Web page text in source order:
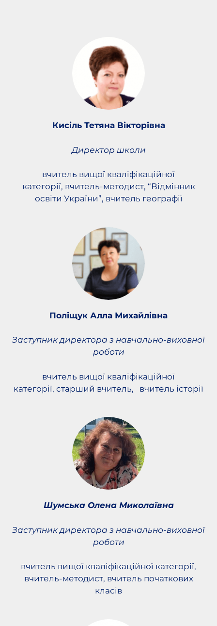
Кисіль Тетяна Вікторівна
Директор школи
вчитель вищої кваліфікаційної
категорії, вчитель-методист, “Відмінник
освіти України”, вчитель географії
Поліщук Алла Михайлівна
Заступник директора з навчально-виховної
роботи
вчитель вищої кваліфікаційної
категорії, старший вчитель, вчитель історії
Шумська Олена Миколаївна
Заступник директора з навчально-виховної
роботи
вчитель вищої кваліфікаційної категорії,
вчитель-методист, вчитель початкових
класів